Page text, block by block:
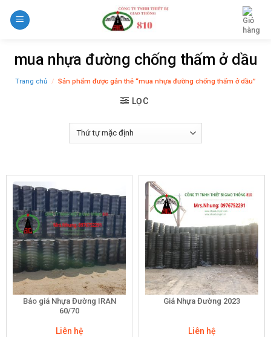
mua nhựa đường chống thấm ở dầu
Trang chủ / Sản phẩm được gắn thẻ “mua nhựa đường chống thấm ở dầu”
LỌC
Báo giá Nhựa Đường IRAN
60/70
Liên hệ
Giá Nhựa Đường 2023
Liên hệ